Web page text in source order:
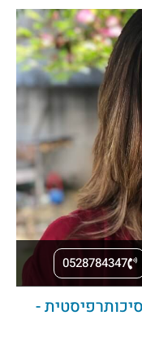
0528784347
-